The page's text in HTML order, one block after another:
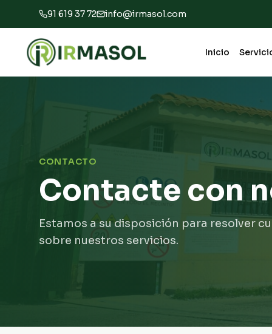
91 619 37 72 info@irmasol.com
Inicio
CONTACTO
Contacte con
Estamos a su disposición para resolver
sobre nuestros servicios.